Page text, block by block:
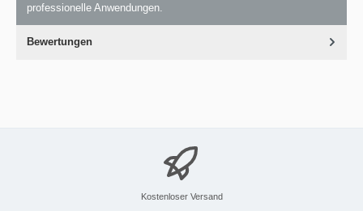
professionelle Anwendungen.
Bewertungen
Kostenloser Versand